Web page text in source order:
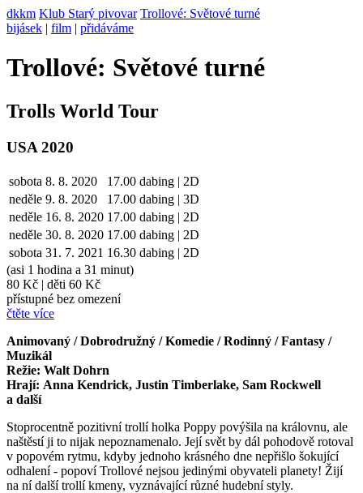
dkkm Klub Starý pivovar Trollové: Světové turné
bijásek | film | přidáváme
Trollové: Světové turné
Trolls World Tour
USA 2020
sobota 8. 8. 2020 17.00 dabing | 2D
neděle 9. 8. 2020 17.00 dabing | 3D
neděle 16. 8. 2020 17.00 dabing | 2D
neděle 30. 8. 2020 17.00 dabing | 2D
sobota 31. 7. 2021 16.30 dabing | 2D
(asi 1 hodina a 31 minut)
80 Kč | děti 60 Kč
přístupné bez omezení
čtěte více
Animovaný / Dobrodružný / Komedie / Rodinný / Fantasy /
Muzikál
Režie: Walt Dohrn
Hrají: Anna Kendrick, Justin Timberlake, Sam Rockwell
a další
Stoprocentně pozitivní trollí holka Poppy povýšila na královnu, ale
naštěstí ji to nijak nepoznamenalo. Její svět by dál pohodově rotoval
v popovém rytmu, kdyby jednoho krásného dne nepřišlo šokující
odhalení - popoví Trollové nejsou jedinými obyvateli planety! Žijí
na ní další trollí kmeny, vyznávající různé hudební styly.